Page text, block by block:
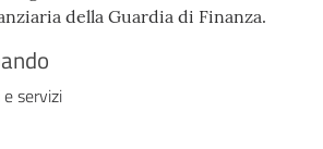
della Guardia di Finanza.
servizi